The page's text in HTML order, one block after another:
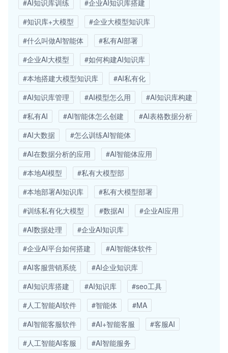
#AI知识库训练
#企业AI知识库搭建
#知识库+大模型
#企业大模型知识库
#什么叫做AI智能体
#私有AI部署
#企业AI大模型
#如何构建AI知识库
#本地搭建大模型知识库
#AI私有化
#AI知识库管理
#AI模型怎么用
#AI知识库构建
#私有AI
#AI智能体怎么创建
#AI表格数据分析
#AI大数据
#怎么训练AI智能体
#AI在数据分析的应用
#AI智能体应用
#本地AI模型
#私有大模型部
#本地部署AI知识库
#私有大模型部署
#训练私有化大模型
#数据AI
#企业AI应用
#AI数据处理
#企业AI知识库
#企业AI平台如何搭建
#AI智能体软件
#AI客服营销系统
#AI企业知识库
#AI知识库搭建
#AI知识库
#seo工具
#人工智能AI软件
#智能体
#MA
#AI智能客服软件
#AI+智能客服
#客服AI
#人工智能AI客服
#AI智能服务